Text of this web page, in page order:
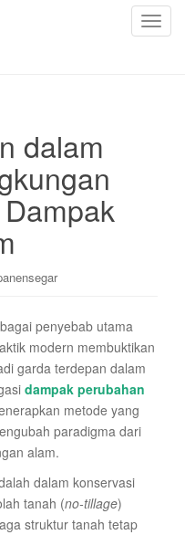
T
dalam
penyebab utama
modern membuktikan
garda terdepan dalam
dampak perubahan
metode yang
paradigma dari
alam.
dalam konservasi
tanah (no-tillage)
struktur tanah tetap